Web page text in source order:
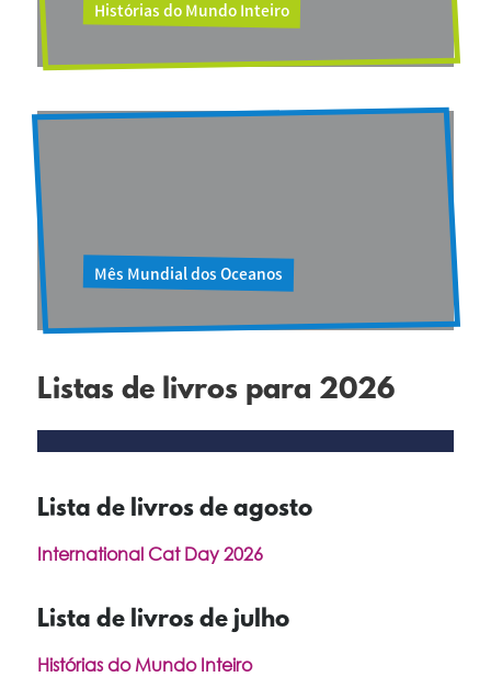
Histórias do Mundo Inteiro
Mês Mundial dos Oceanos
Listas de livros para 2026
Lista de livros de agosto
International Cat Day 2026
Lista de livros de julho
Histórias do Mundo Inteiro